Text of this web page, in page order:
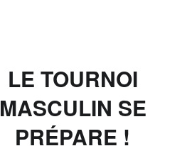
LE TOURNOI
MASCULIN SE
PRÉPARE !